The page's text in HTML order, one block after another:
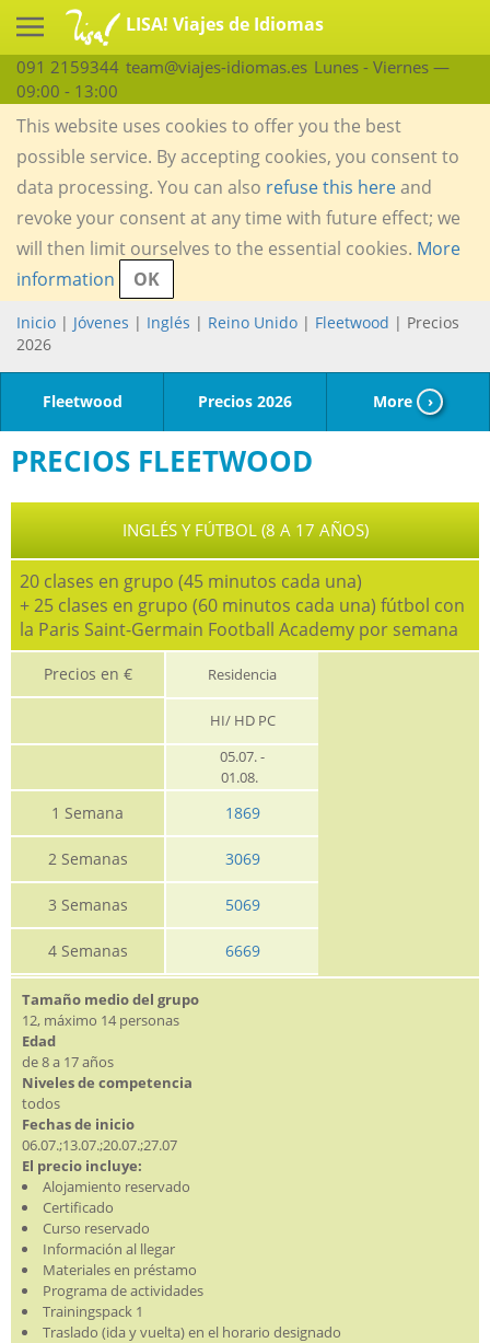
LISA! Viajes de Idiomas
091 2159344 team@viajes-idiomas.es Lunes - Viernes —
09:00 - 13:00
This website uses cookies to offer you the best
possible service. By accepting cookies, you consent to
data processing. You can also refuse this hereand
revoke your consent at any time with future effect; we
will then limit ourselves to the essential cookies. More
information
OK
Inicio | Jóvenes | Inglés | Reino Unido | Fleetwood | Precios
2026
Fleetwood Precios 2026 More ›
PRECIOS FLEETWOOD
INGLÉS Y FÚTBOL (8 A 17 AÑOS)
20 clases en grupo (45 minutos cada una)
+ 25 clases en grupo (60 minutos cada una) fútbol con
la Paris Saint-Germain Football Academy por semana
Precios en € Residencia
HI/ HD PC
05.07. -
01.08.
1 Semana 1869
2 Semanas 3069
3 Semanas 5069
4 Semanas 6669
Tamaño medio del grupo
12, máximo 14 personas
Edad
de 8 a 17 años
Niveles de competencia
todos
Fechas de inicio
06.07.;13.07.;20.07.;27.07
El precio incluye:
Alojamiento reservado
Certificado
Curso reservado
Información al llegar
Materiales en préstamo
Programa de actividades
Trainingspack 1
Traslado (ida y vuelta) en el horario designado